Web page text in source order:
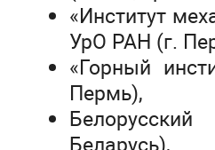
«Институт
УрО РАН (г.
«Горный
Пермь),
Беларусь),